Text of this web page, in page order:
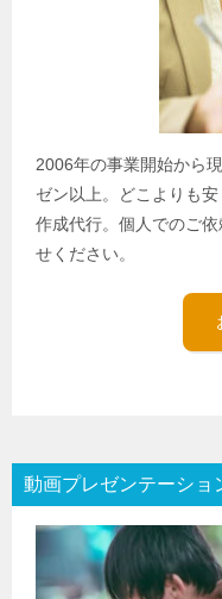
2006年の事業開始から
ゼン以上。どこよりも
作成代行。個人でのご
せください。
動画プレゼンテーショ